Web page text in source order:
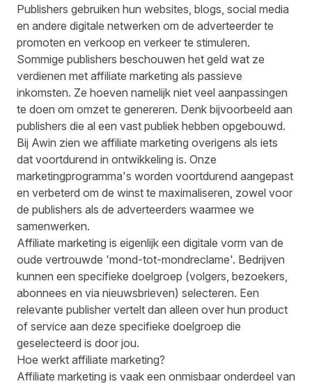
Publishers gebruiken hun websites, blogs, social media
en andere digitale netwerken om de adverteerder te
promoten en verkoop en verkeer te stimuleren.
Sommige publishers beschouwen het geld wat ze
verdienen met affiliate marketing als passieve
inkomsten. Ze hoeven namelijk niet veel aanpassingen
te doen om omzet te genereren. Denk bijvoorbeeld aan
publishers die al een vast publiek hebben opgebouwd.
Bij Awin zien we affiliate marketing overigens als iets
dat voortdurend in ontwikkeling is. Onze
marketingprogramma's worden voortdurend aangepast
en verbeterd om de winst te maximaliseren, zowel voor
de publishers als de adverteerders waarmee we
samenwerken.
Affiliate marketing is eigenlijk een digitale vorm van de
oude vertrouwde 'mond-tot-mondreclame'. Bedrijven
kunnen een specifieke doelgroep (volgers, bezoekers,
abonnees en via nieuwsbrieven) selecteren. Een
relevante publisher vertelt dan alleen over hun product
of service aan deze specifieke doelgroep die
geselecteerd is door jou.
Hoe werkt affiliate marketing?
Affiliate marketing is vaak een onmisbaar onderdeel van